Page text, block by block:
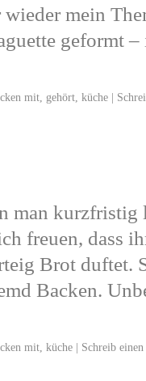
mein
geformt
mit gehört küche |
man kurzfristig
freuen, dass
Brot duftet.
Backen.
mit küche | Schreib